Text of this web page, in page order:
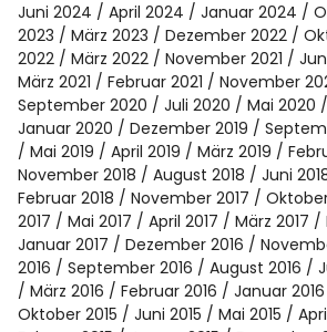
Juni 2024 April 2024 Januar 2024
2023
März 2023 Dezember 2022
2022
März 2022 November 2021
März 2021
Februar 2021 November
September 2020
Juli 2020 Mai 2020
Januar 2020
Dezember 2019
Mai 2019
April 2019 März 2019
November 2018
August 2018 Juni
Februar 2018
November 2017
2017
Mai 2017 April 2017 März 2017
Januar 2017
Dezember 2016
2016
September 2016 August 2016
März 2016
Februar 2016 Januar 2016
Oktober 2015
Juni 2015 Mai 2015